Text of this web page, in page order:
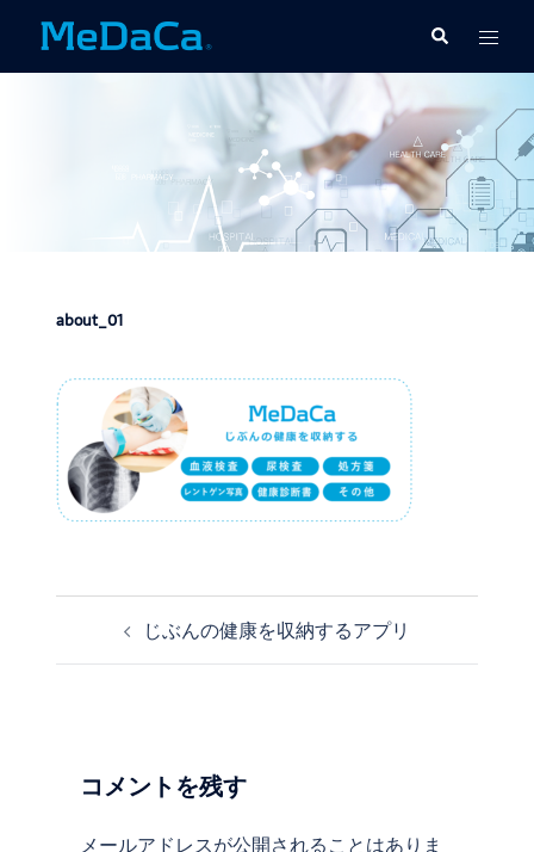
テ
検
索
ト
グ
メ
ニ
ュ
ー
about_01
稿
じぶんの健康を収納するアプリ
コメントを残す
メールアドレスが公開されることはありま